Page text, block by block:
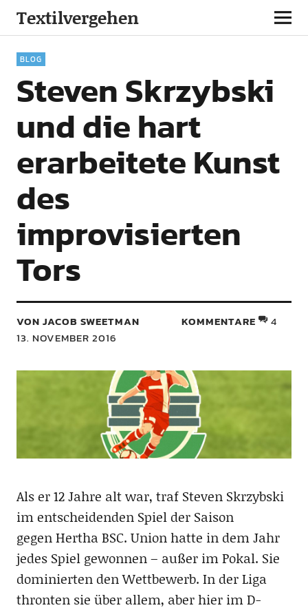
Textilvergehen
BLOG
Steven Skrzybski
und die hart
erarbeitete Kunst
des
improvisierten
Tors
VON JACOB SWEETMAN
13. NOVEMBER 2016
KOMMENTARE 4
Als er 12 Jahre alt war, traf Steven Skrzybski
im entscheidenden Spiel der Saison
gegen Hertha BSC. Union hatte in dem Jahr
jedes Spiel gewonnen – außer im Pokal. Sie
dominierten den Wettbewerb. In der Liga
thronten sie über allem, aber hier im D-